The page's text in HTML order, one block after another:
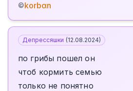
©korbαn
Депрессяшки (12.08.2024)
по грибы пошел он
чтоб кормить семью
только не понятно